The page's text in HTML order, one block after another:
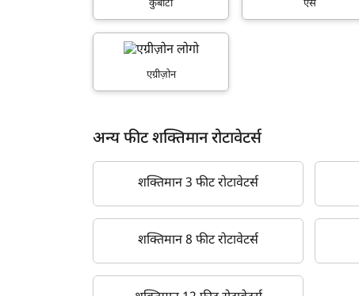
कुबोटा ऐस
एग्रीज़ोन
अन्य फीट शक्तिमान रोटावेटर्स
शक्तिमान 3 फीट रोटावेटर्स
शक्तिमान 8 फीट रोटावेटर्स